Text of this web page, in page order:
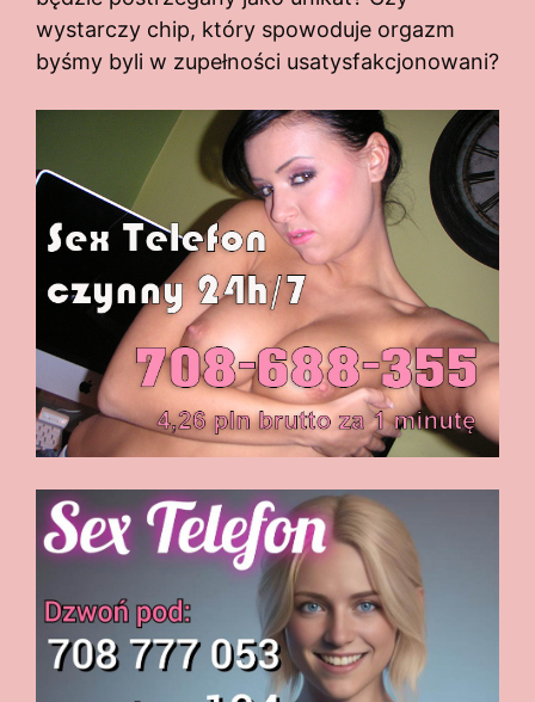
wystarczy chip, który spowoduje orgazm
byśmy byli w zupełności usatysfakcjonowani?